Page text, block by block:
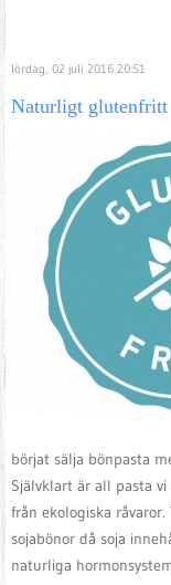
lördag, 02 juli 2016 20:51
Naturligt glutenfritt
börjat sälja bönpasta
Självklart är all pasta
från ekologiska
sojabönor då soja
naturliga